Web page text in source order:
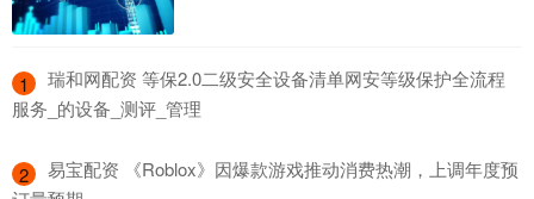
1
​瑞和网配资 等保2.0二级安全设备清单网安等级保护全流程
服务_的设备_测评_管理
2
​易宝配资 《Roblox》因爆款游戏推动消费热潮，上调年度预